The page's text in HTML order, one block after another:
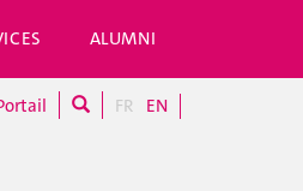
ALUMNI
FR EN